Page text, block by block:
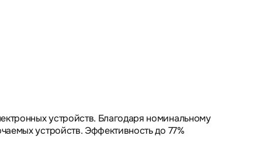
устройств. Благодаря номинальному
устройств. Эффективность до 77%